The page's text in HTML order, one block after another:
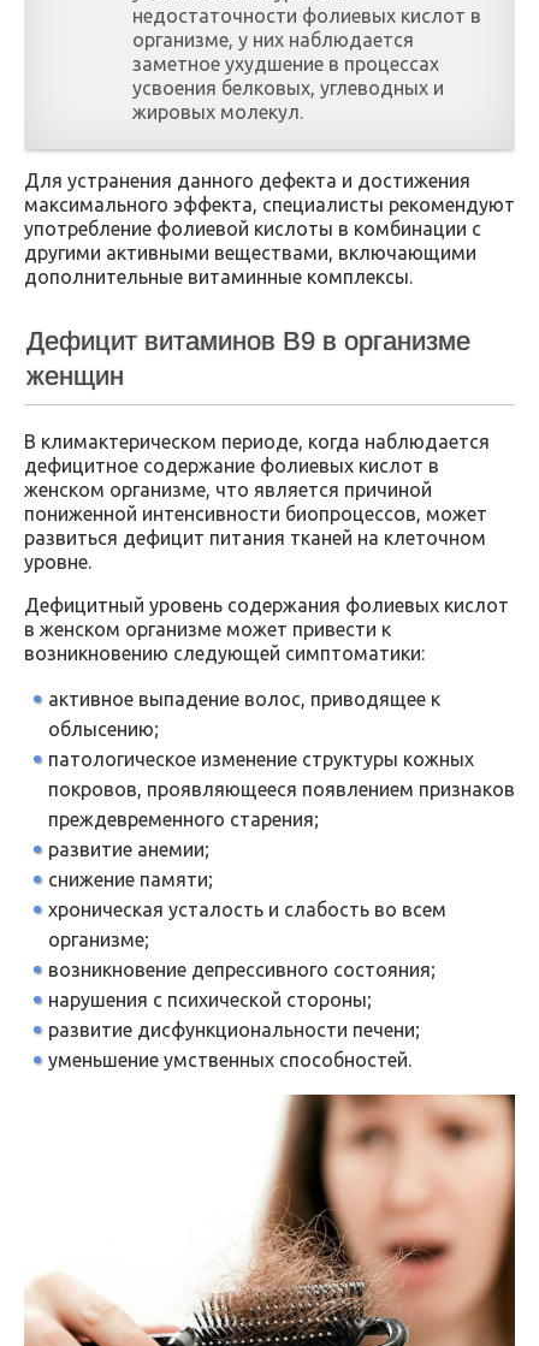
недостаточности фолиевых кислот в
организме, у них наблюдается
заметное ухудшение в процессах
усвоения белковых, углеводных и
жировых молекул.
Для устранения данного дефекта и достижения
максимального эффекта, специалисты рекомендуют
употребление фолиевой кислоты в комбинации с
другими активными веществами, включающими
дополнительные витаминные комплексы.
Дефицит витаминов В9 в организме
женщин
В климактерическом периоде, когда наблюдается
дефицитное содержание фолиевых кислот в
женском организме, что является причиной
пониженной интенсивности биопроцессов, может
развиться дефицит питания тканей на клеточном
уровне.
Дефицитный уровень содержания фолиевых кислот
в женском организме может привести к
возникновению следующей симптоматики:
активное выпадение волос, приводящее к
облысению;
патологическое изменение структуры кожных
покровов, проявляющееся появлением признаков
преждевременного старения;
развитие анемии;
снижение памяти;
хроническая усталость и слабость во всем
организме;
возникновение депрессивного состояния;
нарушения с психической стороны;
развитие дисфункциональности печени;
уменьшение умственных способностей.